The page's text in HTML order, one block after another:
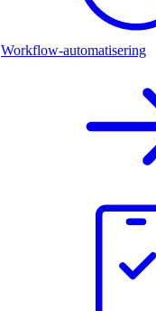
Workflow-automatisering